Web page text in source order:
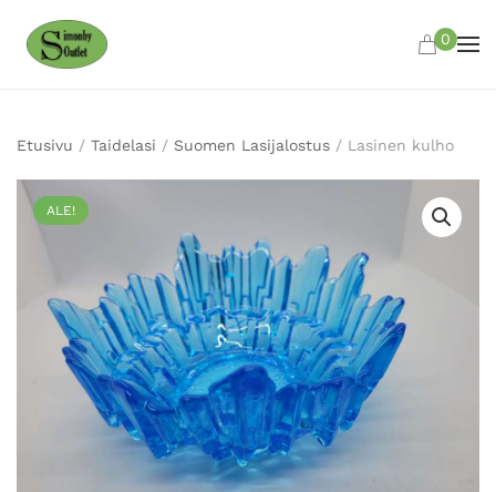
Skip to main content
0
Etusivu / Taidelasi / Suomen Lasijalostus / Lasinen kulho
ALE!